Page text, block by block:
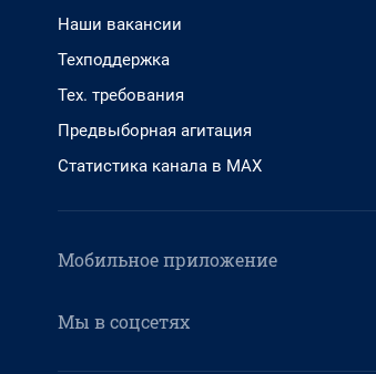
Наши вакансии
Техподдержка
Тех. требования
Предвыборная агитация
Статистика канала в MAX
Мобильное приложение
Мы в соцсетях